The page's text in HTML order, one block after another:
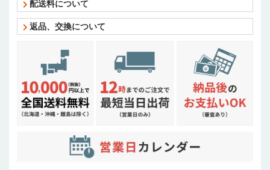
配送料について
返品、交換について